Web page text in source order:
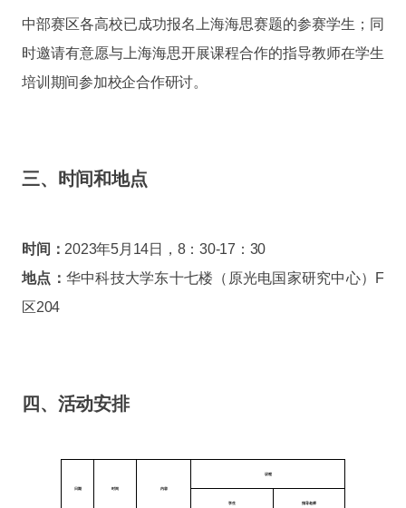
中部赛区各高校已成功报名上海海思赛题的参赛学生；同
时邀请有意愿与上海海思开展课程合作的指导教师在学生
培训期间参加校企合作研讨。
三、时间和地点
时间： 2023年5月14日，8：30-17：30
地点： 华中科技大学东十七楼（原光电国家研究中心）F
区204
四、活动安排
日期 时间 内容
议程
学生 指导老师